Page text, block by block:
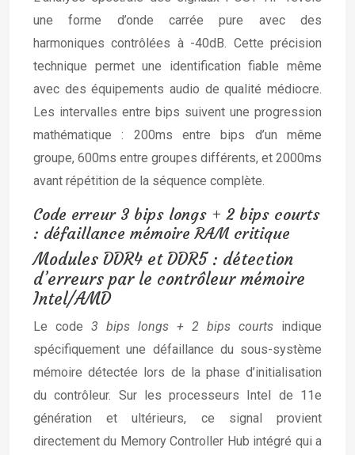
une forme d’onde carrée pure avec des
harmoniques contrôlées à -40dB. Cette précision
technique permet une identification fiable même
avec des équipements audio de qualité médiocre.
Les intervalles entre bips suivent une progression
mathématique : 200ms entre bips d’un même
groupe, 600ms entre groupes différents, et 2000ms
avant répétition de la séquence complète.
Code erreur 3 bips longs + 2 bips courts
: défaillance mémoire RAM critique
Modules DDR4 et DDR5 : détection
d’erreurs par le contrôleur mémoire
Intel/AMD
Le code 3 bips longs + 2 bips courts indique
spécifiquement une défaillance du sous-système
mémoire détectée lors de la phase d’initialisation
du contrôleur. Sur les processeurs Intel de 11e
génération et ultérieurs, ce signal provient
directement du Memory Controller Hub intégré qui a